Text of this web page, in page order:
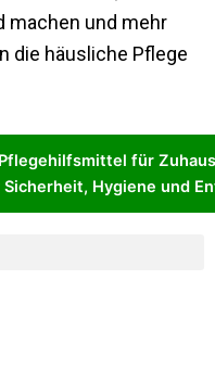
machen und mehr
die häusliche Pflege
für
Hygiene und